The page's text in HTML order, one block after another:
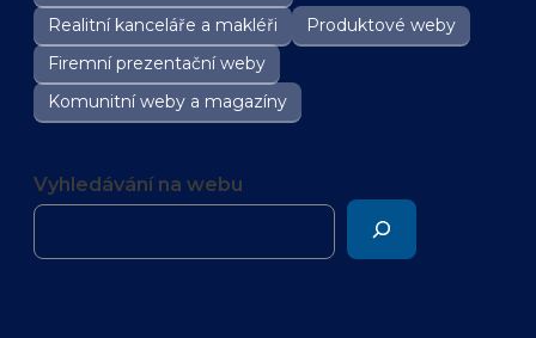
Realitní kanceláře a makléři
Produktové weby
Firemní prezentační weby
Komunitní weby a magazíny
Vyhledávání na webu